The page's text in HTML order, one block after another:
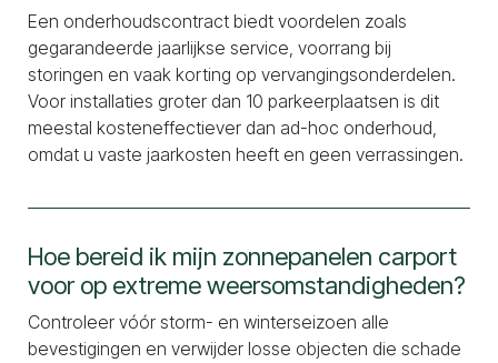
Een onderhoudscontract biedt voordelen zoals
gegarandeerde jaarlijkse service, voorrang bij
storingen en vaak korting op vervangingsonderdelen.
Voor installaties groter dan 10 parkeerplaatsen is dit
meestal kosteneffectiever dan ad-hoc onderhoud,
omdat u vaste jaarkosten heeft en geen verrassingen.
Hoe bereid ik mijn zonnepanelen carport
voor op extreme weersomstandigheden?
Controleer vóór storm- en winterseizoen alle
bevestigingen en verwijder losse objecten die schade